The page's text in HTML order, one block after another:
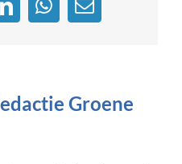
LinkedInWhatsApp
E-
Groene